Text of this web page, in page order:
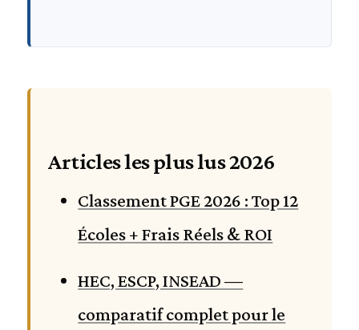
Articles les plus lus 2026
Classement PGE 2026 : Top 12
Écoles + Frais Réels & ROI
HEC, ESCP, INSEAD —
comparatif complet pour le